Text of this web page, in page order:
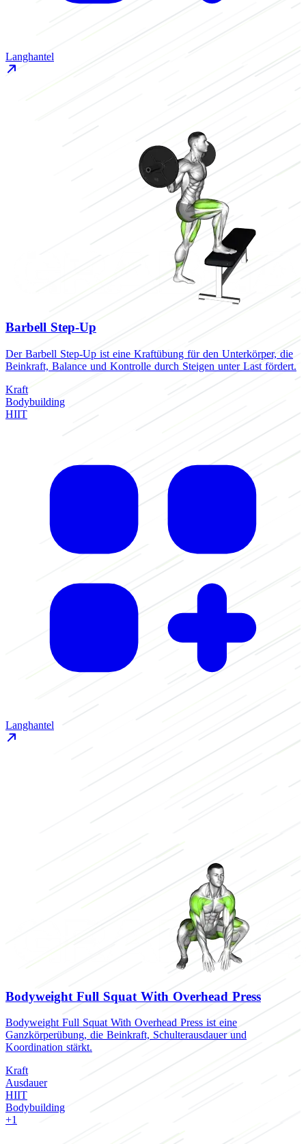
Langhantel
Barbell Step-Up
Der Barbell Step-Up ist eine Kraftübung für den Unterkörper, die
Beinkraft, Balance und Kontrolle durch Steigen unter Last fördert.
Kraft
Bodybuilding
HIIT
Langhantel
Bodyweight Full Squat With Overhead Press
Bodyweight Full Squat With Overhead Press ist eine
Ganzkörperübung, die Beinkraft, Schulterausdauer und
Koordination stärkt.
Kraft
Ausdauer
HIIT
Bodybuilding
+1